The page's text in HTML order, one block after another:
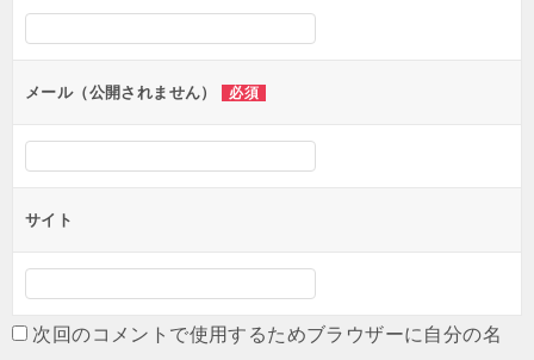
シ
ョ
ンメール（公開されません） 必須
サイト
次回のコメントで使用するためブラウザーに自分の名